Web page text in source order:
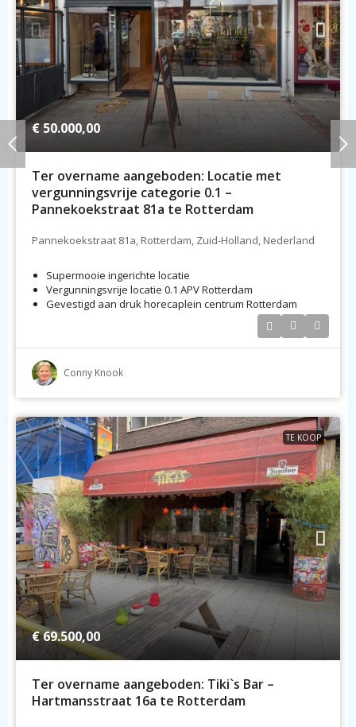
€ 50.000,00
Ter overname aangeboden: Locatie met
vergunningsvrije categorie 0.1 –
Pannekoekstraat 81a te Rotterdam
Pannekoekstraat 81a, Rotterdam, Zuid-Holland, Nederland
Supermooie ingerichte locatie
Vergunningsvrije locatie 0.1 APV Rotterdam
Gevestigd aan druk horecaplein centrum Rotterdam
Conny Knook
TE KOOP
€ 69.500,00
Ter overname aangeboden: Tiki`s Bar –
Hartmansstraat 16a te Rotterdam